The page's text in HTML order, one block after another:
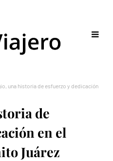
una historia de esfuerzo y dedicación
de
en el
Juárez